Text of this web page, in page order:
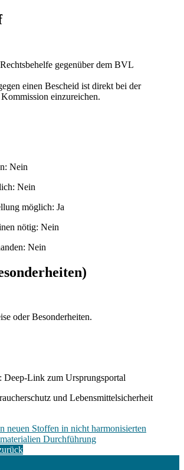
gegenüber dem BVL
einen Bescheid ist direkt bei der
einzureichen.
Nein
Nein
möglich: Ja
nötig: Nein
Nein
oder Besonderheiten.
Deep-Link zum Ursprungsportal
und Lebensmittelsicherheit
neuen Stoffen in nicht harmonisierten
Durchführung